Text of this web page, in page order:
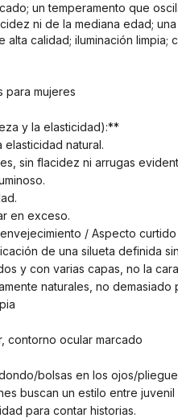
un temperamento que
ni de la mediana edad;
calidad; iluminación
para mujeres
y la elasticidad):**
natural.
sin flacidez ni arrugas
en exceso.
/ Aspecto
de una silueta definida
y con varias capas, no la
naturales, no demasiado
contorno ocular marcado
bolsas en los ojos/
buscan un estilo entre
para contar historias.